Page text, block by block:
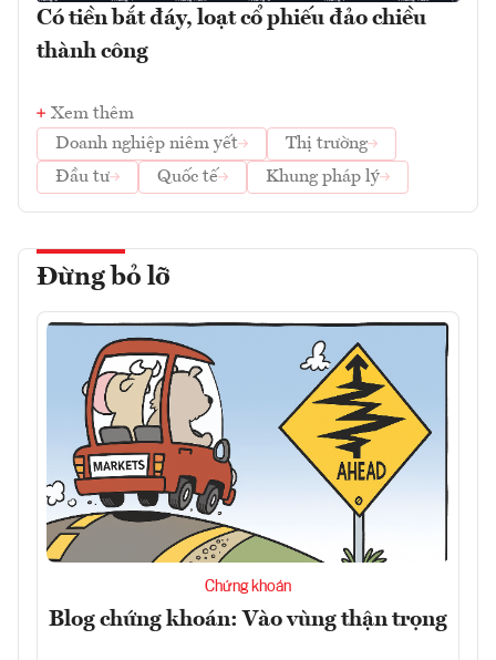
Có tiền bắt đáy, loạt cổ phiếu đảo chiều
thành công
Xem thêm
Doanh nghiệp niêm yết
Thị trường
Đầu tư
Quốc tế Khung pháp lý
Đừng bỏ lỡ
Chứng khoán
Blog chứng khoán: Vào vùng thận trọng